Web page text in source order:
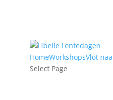
HomeWorkshopsVlot
Select Page